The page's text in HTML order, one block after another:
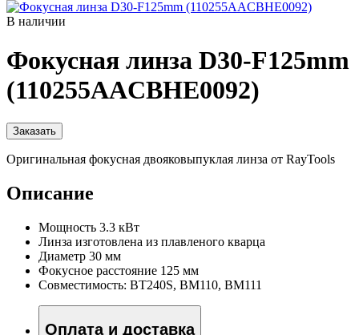
В наличии
Фокусная линза D30-F125mm
(110255AACBHE0092)
Заказать
Оригинальная фокусная двояковыпуклая линза от RayTools
Описание
Мощность 3.3 кВт
Линза изготовлена из плавленого кварца
Диаметр 30 мм
Фокусное расстояние 125 мм
Совместимость: BT240S, BM110, BM111
Оплата и доставка